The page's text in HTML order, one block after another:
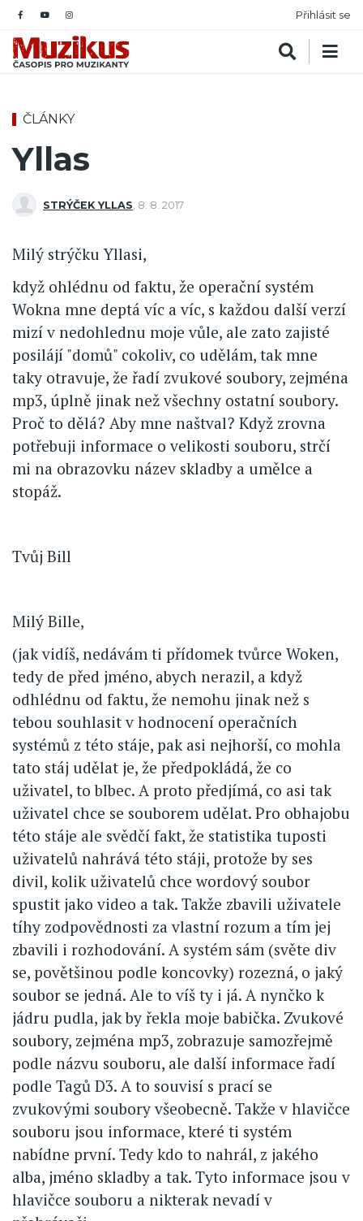
Přihlásit se
ČLÁNKY
Yllas
STRÝČEK YLLAS 8. 8. 2017
Milý strýčku Yllasi,
když ohlédnu od faktu, že operační systém
Wokna mne deptá víc a víc, s každou další verzí
mizí v nedohlednu moje vůle, ale zato zajisté
posilájí "domů" cokoliv, co udělám, tak mne
taky otravuje, že řadí zvukové soubory, zejména
mp3, úplně jinak než všechny ostatní soubory.
Proč to dělá? Aby mne naštval? Když zrovna
potřebuji informace o velikosti souboru, strčí
mi na obrazovku název skladby a umělce a
stopáž.
Tvůj Bill
Milý Bille,
(jak vidíš, nedávám ti přídomek tvůrce Woken,
tedy de před jméno, abych nerazil, a když
odhlédnu od faktu, že nemohu jinak než s
tebou souhlasit v hodnocení operačních
systémů z této stáje, pak asi nejhorší, co mohla
tato stáj udělat je, že předpokládá, že co
uživatel, to blbec. A proto předjímá, co asi tak
uživatel chce se souborem udělat. Pro obhajobu
této stáje ale svědčí fakt, že statistika tuposti
uživatelů nahrává této stáji, protože by ses
divil, kolik uživatelů chce wordový soubor
spustit jako video a tak. Takže zbavili uživatele
tíhy zodpovědnosti za vlastní rozum a tím jej
zbavili i rozhodování. A systém sám (světe div
se, povětšinou podle koncovky) rozezná, o jaký
soubor se jedná. Ale to víš ty i já. A nynčko k
jádru pudla, jak by řekla moje babička. Zvukové
soubory, zejména mp3, zobrazuje samozřejmě
podle názvu souboru, ale další informace řadí
podle Tagů D3. A to souvisí s prací se
zvukovými soubory všeobecně. Takže v hlavičce
souboru jsou informace, které ti systém
nabídne první. Tedy kdo to nahrál, z jakého
alba, jméno skladby a tak. Tyto informace jsou v
hlavičce souboru a nikterak nevadí v